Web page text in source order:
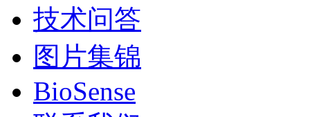
技术问答
图片集锦
BioSense